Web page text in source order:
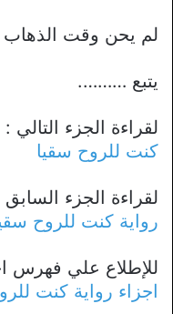
لم يحن وقت الذهاب
يتبع ……….
لقراءة الجزء التالي :
كنت للروح سقيا
لقراءة الجزء السابق
رواية كنت للروح
للإطلاع علي فهرس
اجزاء رواية كنت